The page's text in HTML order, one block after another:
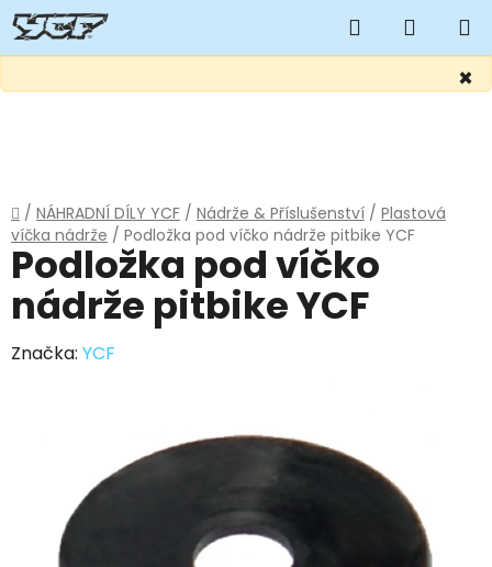
×
Hledat
KOŠÍK
Domů
/ NÁHRADNÍ DÍLY YCF / Nádrže & Příslušenství / Plastová
víčka nádrže / Podložka pod víčko nádrže pitbike YCF
Podložka pod víčko
nádrže pitbike YCF
Značka: YCF